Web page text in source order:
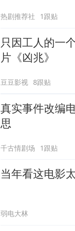
热剧推荐社 1跟贴
只因工人的一
片《凶兆》
豆豆影视 8跟贴
真实事件改编
思
千古情剧场 1跟贴
当年看这电影
弱电大林